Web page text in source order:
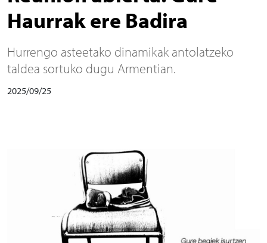
Haurrak ere Badira
Hurrengo asteetako dinamikak antolatzeko
taldea sortuko dugu Armentian.
2025/09/25